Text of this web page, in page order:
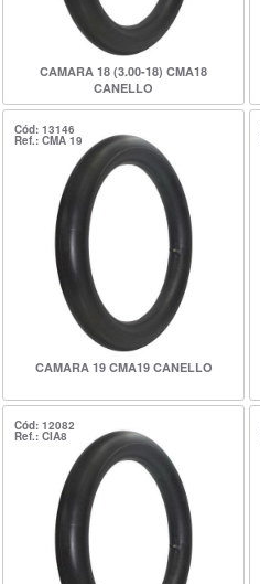
CAMARA 18 (3.00-18) CMA18
CANELLO
Cód: 13146
Ref.: CMA 19
CAMARA 19 CMA19 CANELLO
Cód: 12082
Ref.: CIA8